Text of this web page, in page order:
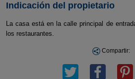
Indicación del propietario
La casa está en la calle principal de
los restaurantes.
Compartir: